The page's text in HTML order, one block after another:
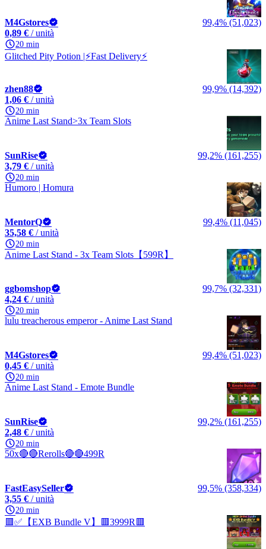
M4Gstores
99,4% (51,023)
0,89 € / unità
20 min
Glitched Pity Potion |⚡Fast Delivery⚡
zhen88
99,9% (14,392)
1,06 € / unità
20 min
Anime Last Stand>3x Team Slots
SunRise
99,2% (161,255)
3,79 € / unità
20 min
Humoro | Homura
MentorQ
99,4% (11,045)
35,58 € / unità
20 min
Anime Last Stand - 3x Team Slots【599R】
ggbomshop
99,7% (32,331)
4,24 € / unità
20 min
lulu treacherous emperor - Anime Last Stand
M4Gstores
99,4% (51,023)
0,45 € / unità
20 min
Anime Last Stand - Emote Bundle
SunRise
99,2% (161,255)
2,48 € / unità
20 min
50x🔴🔴Rerolls🔴🔴499R
FastEasySeller
99,5% (358,334)
3,55 € / unità
20 min
🟥✅【EXB Bundle V】🟥3999R🟥